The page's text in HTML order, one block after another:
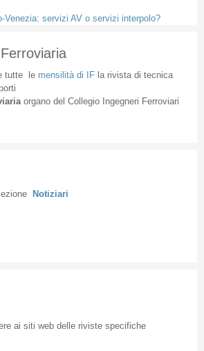
Venezia: servizi AV o servizi interpolo?
tuttele mensilità di IFla rivista di tecnica
organodel Collegio Ingegneri Ferroviari
Notiziari
ai siti web delle riviste specifiche